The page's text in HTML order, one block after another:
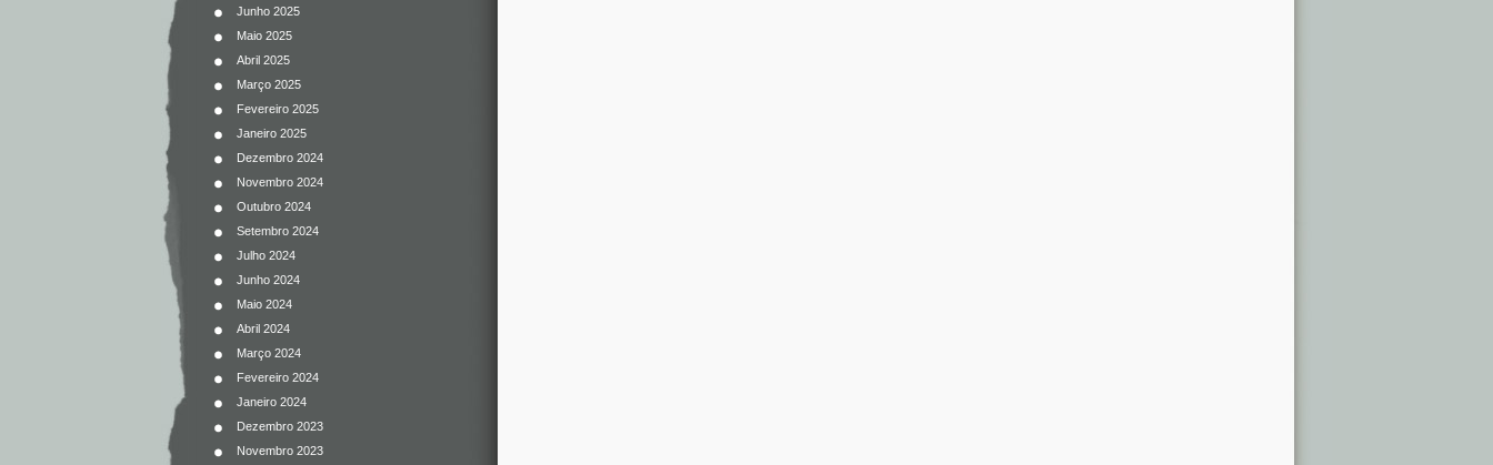
Junho 2025
Maio 2025
Abril 2025
Março 2025
Fevereiro 2025
Janeiro 2025
Dezembro 2024
Novembro 2024
Outubro 2024
Setembro 2024
Julho 2024
Junho 2024
Maio 2024
Abril 2024
Março 2024
Fevereiro 2024
Janeiro 2024
Dezembro 2023
Novembro 2023